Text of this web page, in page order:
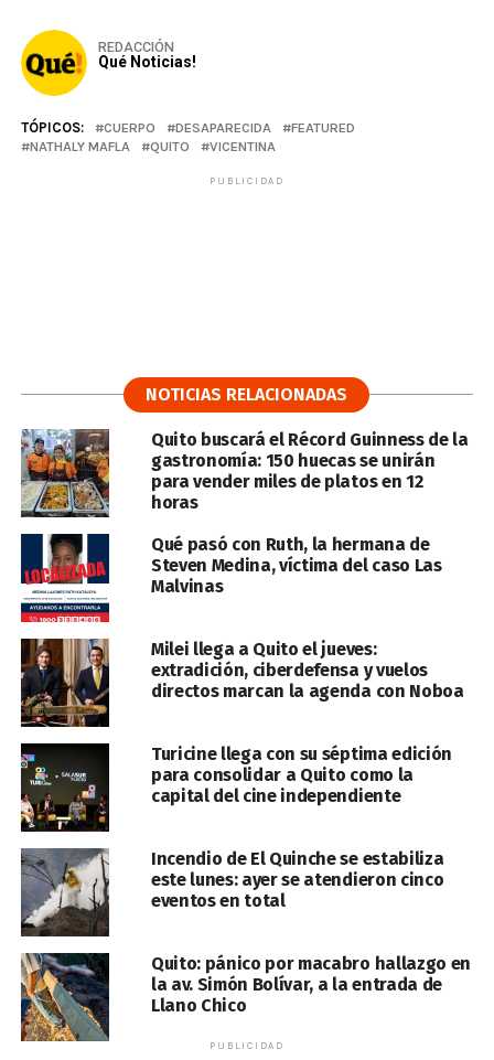
REDACCIÓN
Qué Noticias!
TÓPICOS: CUERPO DESAPARECIDA
FEATURED
NATHALY MAFLA
QUITO VICENTINA
PUBLICIDAD
NOTICIAS RELACIONADAS
Quito buscará el Récord Guinness de la
gastronomía: 150 huecas se unirán
para vender miles de platos en 12
horas
Qué pasó con Ruth, la hermana de
Steven Medina, víctima del caso Las
Malvinas
Milei llega a Quito el jueves:
extradición, ciberdefensa y vuelos
directos marcan la agenda con Noboa
Turicine llega con su séptima edición
para consolidar a Quito como la
capital del cine independiente
Incendio de El Quinche se estabiliza
este lunes: ayer se atendieron cinco
eventos en total
Quito: pánico por macabro hallazgo en
la av. Simón Bolívar, a la entrada de
Llano Chico
PUBLICIDAD